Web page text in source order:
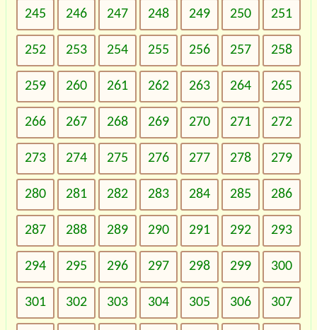
245 246 247 248 249 250 251
252 253 254 255 256 257 258
259 260 261 262 263 264 265
266 267 268 269 270 271 272
273 274 275 276 277 278 279
280 281 282 283 284 285 286
287 288 289 290 291 292 293
294 295 296 297 298 299 300
301 302 303 304 305 306 307